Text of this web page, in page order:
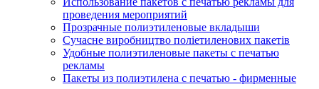
проведения мероприятий
Прозрачные полиэтиленовые вкладыши
Сучасне виробництво поліетиленових пакетів
Удобные полиэтиленовые пакеты с печатью
рекламы
Пакеты из полиэтилена с печатью - фирменные